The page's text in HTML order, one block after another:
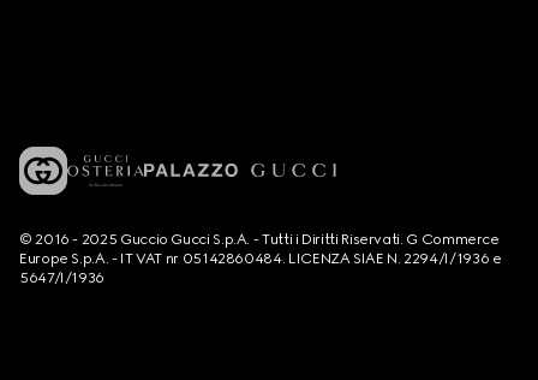
© 2016 - 2025 Guccio Gucci S.p.A. - Tutti i Diritti Riservati. G Commerce
Europe S.p.A. - IT VAT nr 05142860484. LICENZA SIAE N. 2294/I/1936 e
5647/I/1936